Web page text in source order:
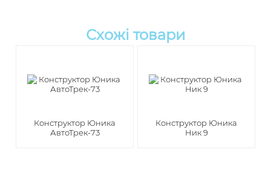
Схожі товари
Конструктор Юника
АвтоТрек-73
Конструктор Юника
Ник 9